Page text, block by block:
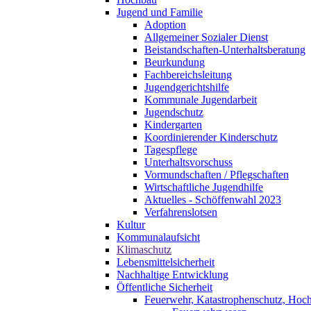
Jugend und Familie
Adoption
Allgemeiner Sozialer Dienst
Beistandschaften-Unterhaltsberatung
Beurkundung
Fachbereichsleitung
Jugendgerichtshilfe
Kommunale Jugendarbeit
Jugendschutz
Kindergarten
Koordinierender Kinderschutz
Tagespflege
Unterhaltsvorschuss
Vormundschaften / Pflegschaften
Wirtschaftliche Jugendhilfe
Aktuelles - Schöffenwahl 2023
Verfahrenslotsen
Kultur
Kommunalaufsicht
Klimaschutz
Lebensmittelsicherheit
Nachhaltige Entwicklung
Öffentliche Sicherheit
Feuerwehr, Katastrophenschutz,